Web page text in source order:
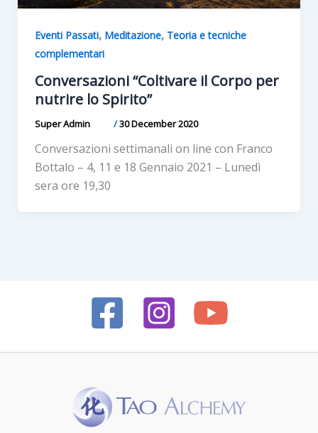
Eventi Passati, Meditazione, Teoria e tecniche
complementari
Conversazioni “Coltivare il Corpo per
nutrire lo Spirito”
Super Admin /30 December 2020
Conversazioni settimanali on line con Franco
Bottalo – 4, 11 e 18 Gennaio 2021 – Lunedì
sera ore 19,30